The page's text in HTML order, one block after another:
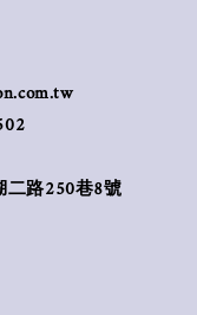
路250巷8號